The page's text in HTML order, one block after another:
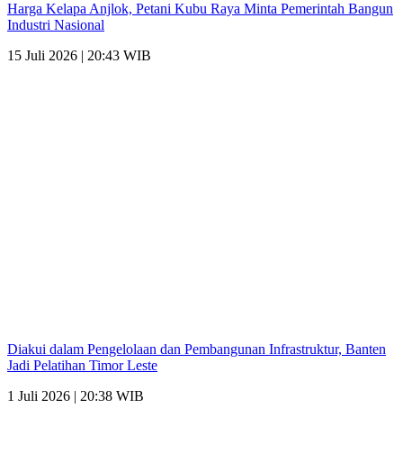
Harga Kelapa Anjlok, Petani Kubu Raya Minta Pemerintah Bangun
Industri Nasional
15 Juli 2026 | 20:43 WIB
Diakui dalam Pengelolaan dan Pembangunan Infrastruktur, Banten
Jadi Pelatihan Timor Leste
1 Juli 2026 | 20:38 WIB